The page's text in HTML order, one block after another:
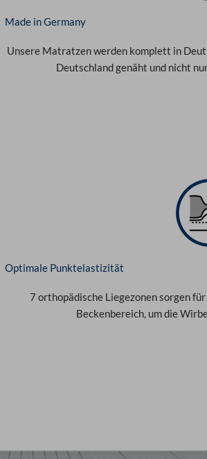
Made in Germany
Unsere Matratzen werden komplett in
Deutschland genäht und nicht
Optimale Punktelastizität
7 orthopädische Liegezonen sorgen
Beckenbereich, um die